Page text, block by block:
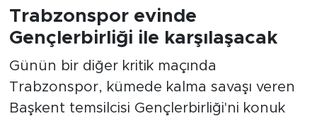
Trabzonspor evinde
Gençlerbirliği ile karşılaşacak
Günün bir diğer kritik maçında
Trabzonspor, kümede kalma savaşı veren
Başkent temsilcisi Gençlerbirliği'ni konuk